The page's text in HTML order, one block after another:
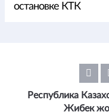
остановке КТК
Республика
Жибек